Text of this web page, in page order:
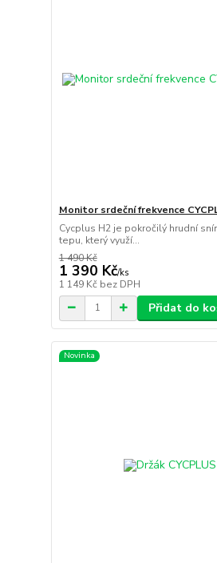
Monitor srdeční frekvence
Cycplus H2 je pokročilý hrudní
tepu, který využí...
1 490 Kč
1 390 Kč/ks
1 149 Kč bez DPH
Přidat do
Novinka